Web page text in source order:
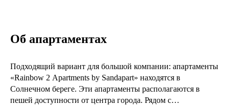
Об апартаментах
Подходящий вариант для большой компании: апартаменты
«Rainbow 2 Apartments by Sandapart» находятся в
Солнечном береге. Эти апартаменты располагаются в
пешей доступности от центра города. Рядом с